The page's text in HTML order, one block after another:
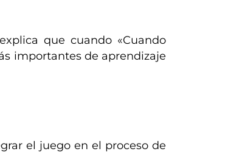
que cuando «Cuando
importantes de aprendizaje
el juego en el proceso de